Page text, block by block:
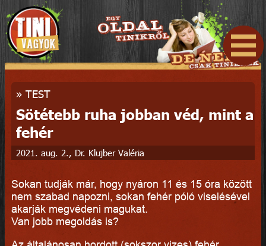
» TEST
Sötétebb ruha jobban véd, mint a
fehér
2021. aug. 2., Dr. Klujber Valéria
Sokan tudják már, hogy nyáron 11 és 15 óra között
nem szabad napozni, sokan fehér póló viselésével
akarják megvédeni magukat.
Van jobb megoldás is?